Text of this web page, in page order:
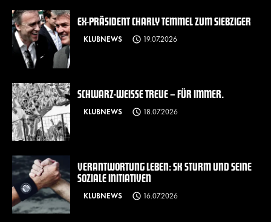
EX-PRÄSIDENT CHARLY TEMMEL ZUM SIEBZIGER
KLUBNEWS 19.07.2026
SCHWARZ-WEISSE TREUE – FÜR IMMER.
KLUBNEWS 18.07.2026
VERANTWORTUNG LEBEN: SK STURM UND SEINE
SOZIALE INITIATIVEN
KLUBNEWS 16.07.2026